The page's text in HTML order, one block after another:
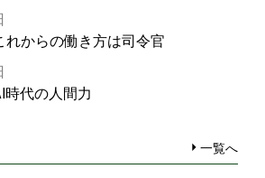
れからの働き方は司令官
時代の人間力
一覧へ